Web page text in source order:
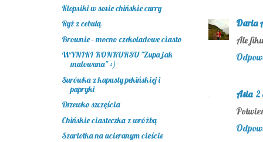
Daria
Ale
Asia 2
Klopsiki w sosie chińskie curry
Ryż z cebulą
Brownie - mocno czekoladowe ciasto
WYNIKI KONKURSU "Zupa jak
malowana" :)
Surówka z kapusty pekińskiej i
papryki
Drzewko szczęścia
Chińskie ciasteczka z wróżbą
Szarlotka na ucieranym cieście